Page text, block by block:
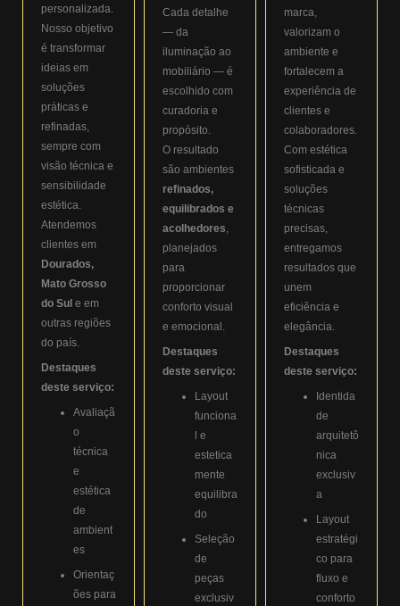
personalizada.
Nosso objetivo
é transformar
ideias em
soluções
práticas e
refinadas,
sempre com
visão técnica e
sensibilidade
estética.
Atendemos
clientes em
Dourados,
Mato Grosso
do Sul e em
outras regiões
do país.
Destaques
deste serviço:
Avaliaçã
o
técnica
e
estética
de
ambient
es
Orientaç
ões para
Cada detalhe
— da
iluminação ao
mobiliário — é
escolhido com
curadoria e
propósito.
O resultado
são ambientes
refinados,
equilibrados e
acolhedores
planejados
para
proporcionar
conforto visual
e emocional.
Destaques
deste serviço:
Layout
funciona
l e
estetica
mente
equilibra
do
Seleção
de
peças
exclusiv
marca,
valorizam o
ambiente e
fortalecem a
experiência de
clientes e
colaboradores.
Com estética
sofisticada e
soluções
técnicas
precisas,
entregamos
resultados que
unem
eficiência e
elegância.
Destaques
deste serviço:
Identida
de
arquitetô
nica
exclusiv
a
Layout
estratégi
co para
fluxo e
conforto